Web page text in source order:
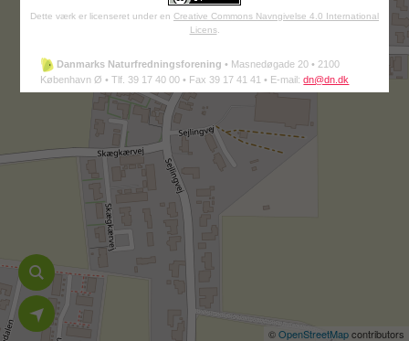
©OpenStreetMapcontributors
Dette værk er licenseret under en Creative Commons Navngivelse 4.0 International
Licens.
Danmarks Naturfredningsforening • Masnedøgade 20 • 2100
København Ø • Tlf. 39 17 40 00 • Fax 39 17 41 41 • E-mail:dn@dn.dk